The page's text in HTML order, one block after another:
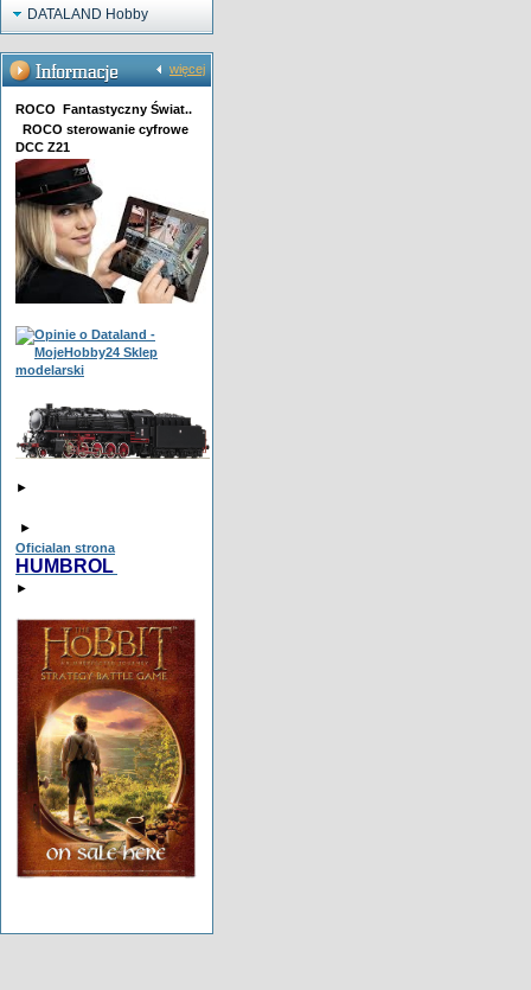
DATALAND Hobby
więcej
ROCO Fantastyczny Świat..
ROCO sterowanie cyfrowe
DCC Z21
►
►
Oficialan strona
HUMBROL
►